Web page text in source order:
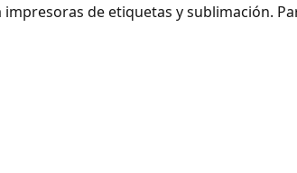
de etiquetas y sublimación.